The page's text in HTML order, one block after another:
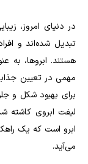
در دنیای امروز،
تبدیل شده‌اند و
هستند. ابروها، به
مهمی در تعیین
برای بهبود شکل و
لیفت ابروی کاشته
ابرو است که یک
می‌آید.